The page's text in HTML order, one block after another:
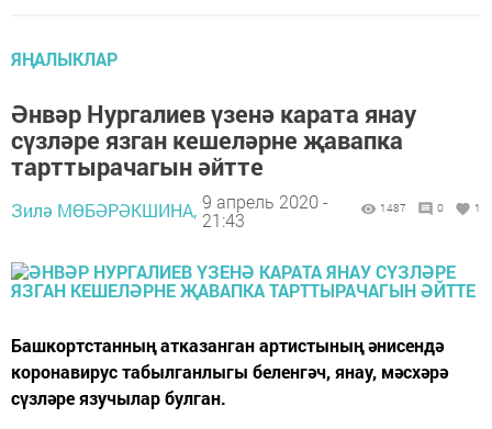
ЯҢАЛЫКЛАР
Әнвәр Нургалиев үзенә карата янау
сүзләре язган кешеләрне җавапка
тарттырачагын әйтте
Зилә МӨБӘРӘКШИНА, 9 апрель 2020 -
21:43
1487 0 1
Башкортстанның атказанган артистының әнисендә
коронавирус табылганлыгы беленгәч, янау, мәсхәрә
сүзләре язучылар булган.